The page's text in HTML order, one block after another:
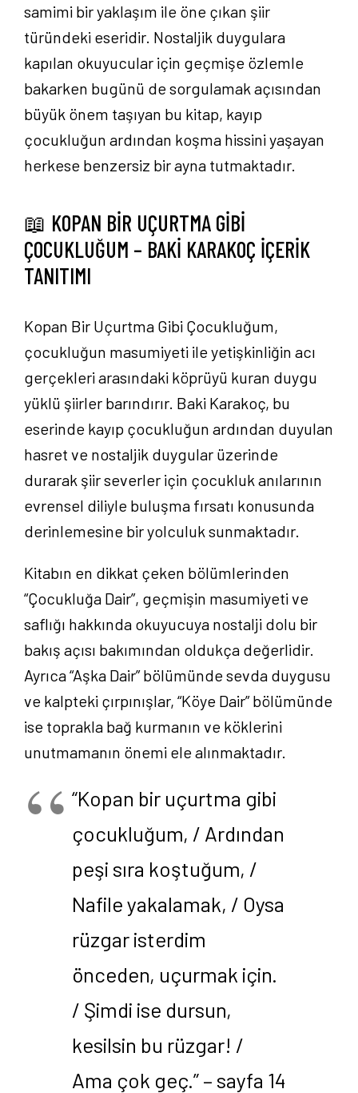
samimi bir yaklaşım ile öne çıkan şiir
türündeki eseridir. Nostaljik duygulara
kapılan okuyucular için geçmişe özlemle
bakarken bugünü de sorgulamak açısından
büyük önem taşıyan bu kitap, kayıp
çocukluğun ardından koşma hissini yaşayan
herkese benzersiz bir ayna tutmaktadır.
📖 KOPAN BİR UÇURTMA GİBİ
ÇOCUKLUĞUM – BAKİ KARAKOÇ İÇERİK
TANITIMI
Kopan Bir Uçurtma Gibi Çocukluğum,
çocukluğun masumiyeti ile yetişkinliğin acı
gerçekleri arasındaki köprüyü kuran duygu
yüklü şiirler barındırır. Baki Karakoç, bu
eserinde kayıp çocukluğun ardından duyulan
hasret ve nostaljik duygular üzerinde
durarak şiir severler için çocukluk anılarının
evrensel diliyle buluşma fırsatı konusunda
derinlemesine bir yolculuk sunmaktadır.
Kitabın en dikkat çeken bölümlerinden
“Çocukluğa Dair”, geçmişin masumiyeti ve
saflığı hakkında okuyucuya nostalji dolu bir
bakış açısı bakımından oldukça değerlidir.
Ayrıca “Aşka Dair” bölümünde sevda duygusu
ve kalpteki çırpınışlar, “Köye Dair” bölümünde
ise toprakla bağ kurmanın ve köklerini
unutmamanın önemi ele alınmaktadır.
“Kopan bir uçurtma gibi
çocukluğum, / Ardından
peşi sıra koştuğum, /
Nafile yakalamak, / Oysa
rüzgar isterdim
önceden, uçurmak için.
/ Şimdi ise dursun,
kesilsin bu rüzgar! /
Ama çok geç.” – sayfa 14